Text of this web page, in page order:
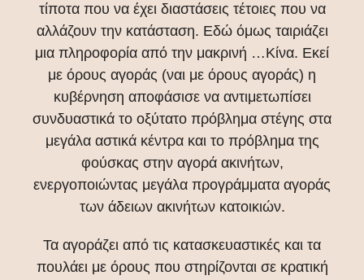
τίποτα που να έχει διαστάσεις τέτοιες που να
αλλάζουν την κατάσταση. Εδώ όμως ταιριάζει
μια πληροφορία από την μακρινή …Κίνα. Εκεί
με όρους αγοράς (ναι με όρους αγοράς) η
κυβέρνηση αποφάσισε να αντιμετωπίσει
συνδυαστικά το οξύτατο πρόβλημα στέγης στα
μεγάλα αστικά κέντρα και το πρόβλημα της
φούσκας στην αγορά ακινήτων,
ενεργοποιώντας μεγάλα προγράμματα αγοράς
των άδειων ακινήτων κατοικιών.
Τα αγοράζει από τις κατασκευαστικές και τα
πουλάει με όρους που στηρίζονται σε κρατική